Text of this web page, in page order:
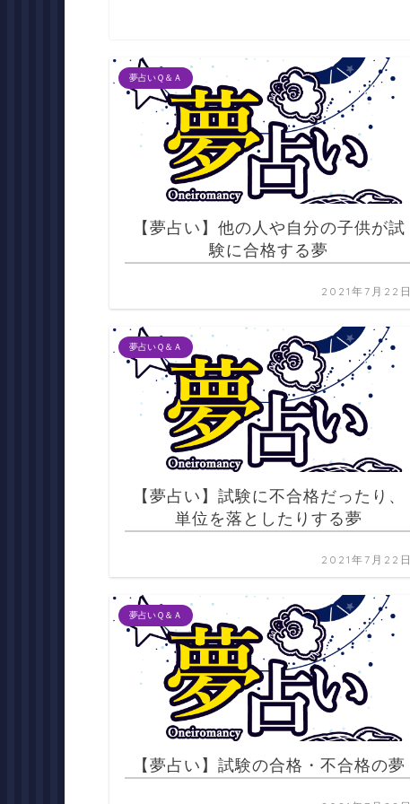
夢占いＱ＆Ａ
【夢占い】他の人や自分の子供が試
験に合格する夢
2021年7月22日
夢占いＱ＆Ａ
【夢占い】試験に不合格だったり、
単位を落としたりする夢
2021年7月22日
夢占いＱ＆Ａ
【夢占い】試験の合格・不合格の夢